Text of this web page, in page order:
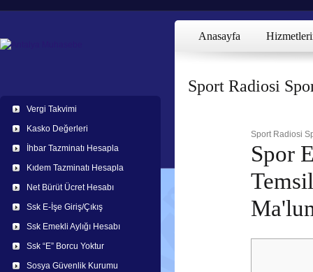
Anasayfa
Sport Radiosi
Sport Radiosi
Spor
Vergi Takvimi
Kasko Değerleri
İhbar Tazminatı Hesapla
Kıdem Tazminatı Hesapla
Net Bürüt Ücret Hesabı
Ssk E-İşe Giriş/Çıkış
Ssk Emekli Aylığı Hesabı
Ssk “E” Borcu Yoktur
Sosya Güvenlik Kurumu